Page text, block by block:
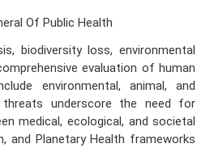
Of Public Health
biodiversity loss, environmental
evaluation of human
environmental, animal, and
threats underscore the need for
medical, ecological, and societal
and Planetary Health frameworks